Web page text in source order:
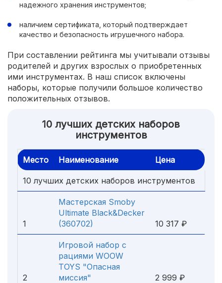
надежного хранения инструментов;
наличием сертификата, который подтверждает
качество и безопасность игрушечного набора.
При составлении рейтинга мы учитывали отзывы
родителей и других взрослых о приобретенных
ими инструментах. В наш список включены
наборы, которые получили большое количество
положительных отзывов.
10 лучших детских наборов
инструментов
Место Наименование Цена
10 лучших детских наборов инструментов
1
Мастерская Smoby
Ultimate Black&Decker
(360702)
10 317 ₽
2
Игровой набор с
рациями WOOW
TOYS "Опасная
миссия"
2 999 ₽